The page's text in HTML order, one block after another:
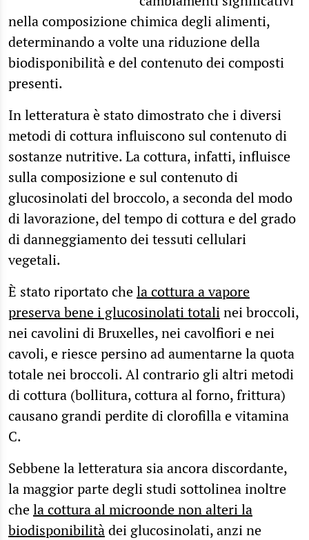
nella composizione chimica degli alimenti,
determinando a volte una riduzione della
biodisponibilità e del contenuto dei composti
presenti.
In letteratura è stato dimostrato che i diversi
metodi di cottura influiscono sul contenuto di
sostanze nutritive. La cottura, infatti, influisce
sulla composizione e sul contenuto di
glucosinolati del broccolo, a seconda del modo
di lavorazione, del tempo di cottura e del grado
di danneggiamento dei tessuti cellulari
vegetali.
È stato riportato chela cottura a vapore
preserva bene i glucosinolati totalinei broccoli,
nei cavolini di Bruxelles, nei cavolfiori e nei
cavoli, e riesce persino ad aumentarne la quota
totale nei broccoli. Al contrario gli altri metodi
di cottura (bollitura, cottura al forno, frittura)
causano grandi perdite di clorofilla e vitamina
C.
Sebbene la letteratura sia ancora discordante,
la maggior parte degli studi sottolinea inoltre
chela cottura al microonde non alteri la
biodisponibilitàdei glucosinolati, anzi ne